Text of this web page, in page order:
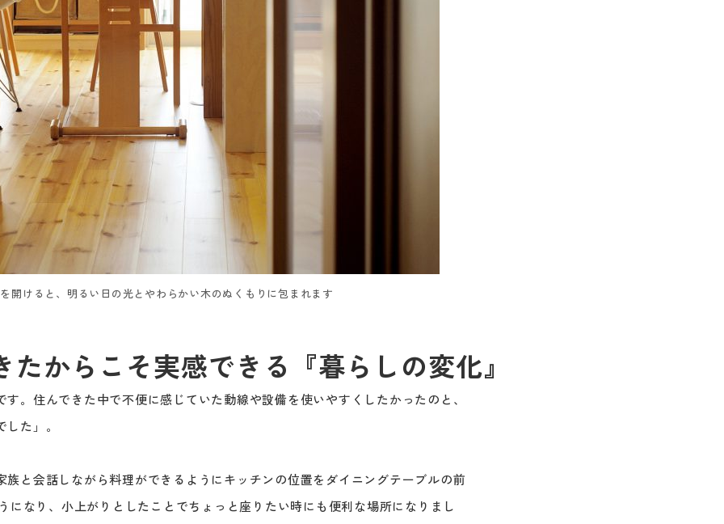
開けると、明るい日の光とやわらかい木のぬくもりに包まれます
たからこそ実感できる『暮らしの変化』
。住んできた中で不便に感じていた動線や設備を使いやすくしたかったのと、
た」。
と会話しながら料理ができるようにキッチンの位置をダイニングテーブルの前
なり、小上がりとしたことでちょっと座りたい時にも便利な場所になりまし